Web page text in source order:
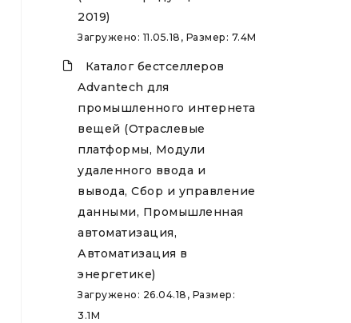
2019)
Загружено: 11.05.18, Размер: 7.4M
Каталог бестселлеров
Advantech для
промышленного интернета
вещей (Отраслевые
платформы, Модули
удаленного ввода и
вывода, Сбор и управление
данными, Промышленная
автоматизация,
Автоматизация в
энергетике)
Загружено: 26.04.18, Размер:
3.1M